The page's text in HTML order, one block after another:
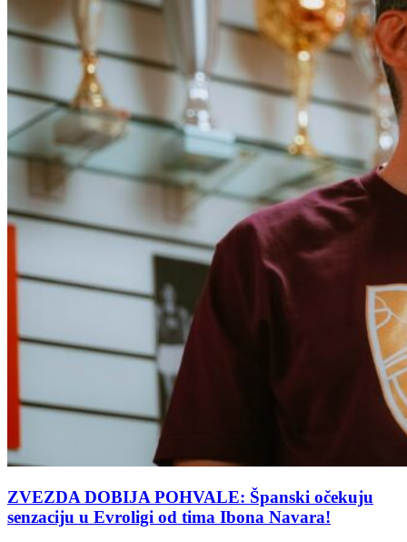
ZVEZDA DOBIJA POHVALE: Španski očekuju
senzaciju u Evroligi od tima Ibona Navara!